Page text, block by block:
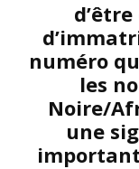
numéro
les
Noire/
une